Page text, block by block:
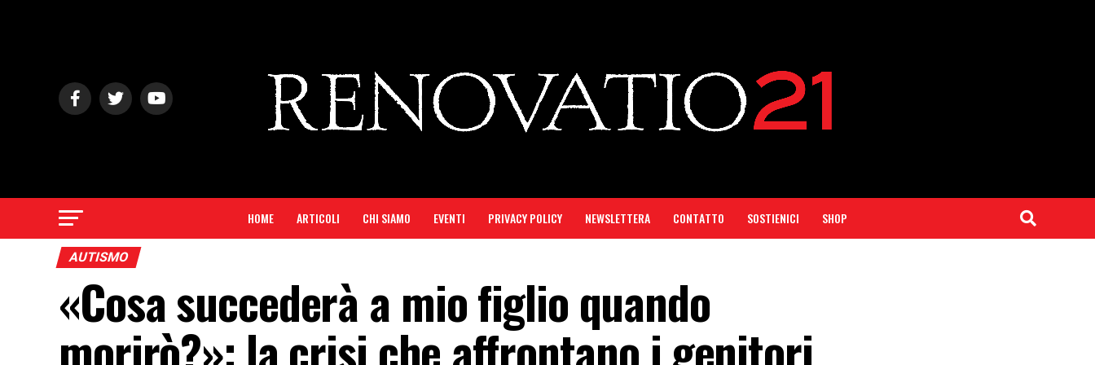
HOME ARTICOLI CHI SIAMO EVENTI PRIVACY POLICY NEWSLETTERA CONTATTO SOSTIENICI SHOP
AUTISMO
«Cosa succederà a mio figlio quando
morirò?»: la crisi che affrontano i genitori